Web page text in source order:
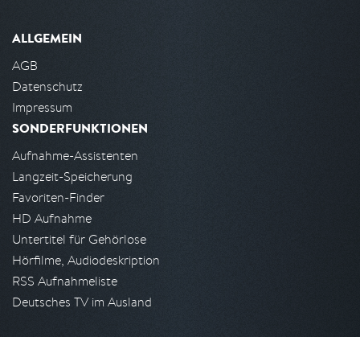
ALLGEMEIN
AGB
Datenschutz
Impressum
SONDERFUNKTIONEN
Aufnahme-Assistenten
Langzeit-Speicherung
Favoriten-Finder
HD Aufnahme
Untertitel für Gehörlose
Hörfilme, Audiodeskription
RSS Aufnahmeliste
Deutsches TV im Ausland